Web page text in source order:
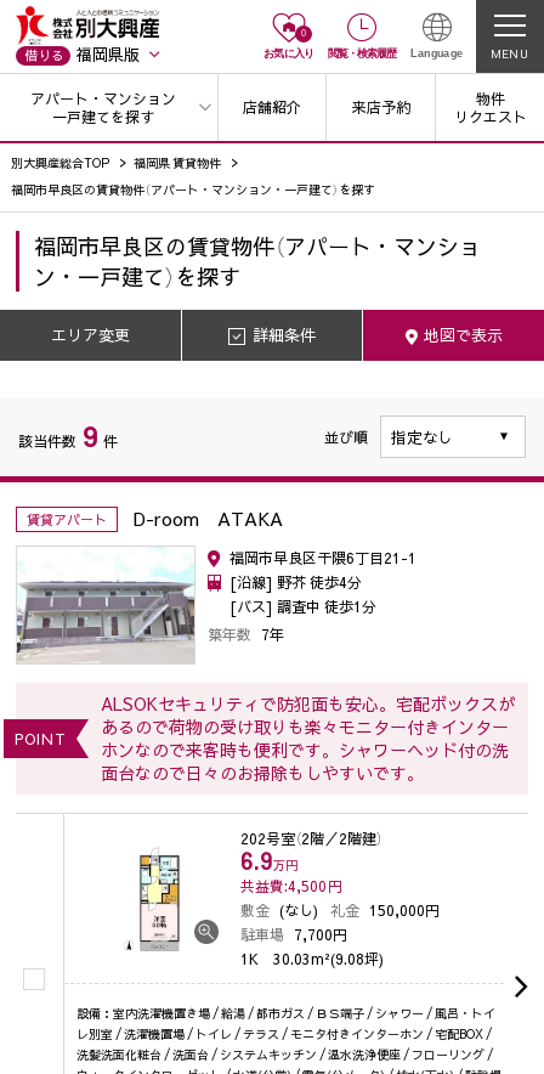
借りる 福岡県版
0
お気に入り 閲覧・ 検索履歴 Language MENU
アパート・マンション
一戸建てを探す
店舗紹介 来店予約
物件
リクエスト
別大興産総合TOP
福岡県 賃貸物件
福岡市早良区の賃貸物件（アパート・マンション・一戸建て）を探す
エリア変更 詳細条件 地図で表示
福岡市早良区の賃貸物件（アパート・マンショ
ン・一戸建て）を探す
該当件数 9 件 並び順
賃貸アパート D-room ATAKA
福岡市早良区干隈6丁目21-1
[沿線] 野芥 徒歩4分
[バス] 調査中 徒歩1分
築年数 7年
POINT
ALSOKセキュリティで防犯面も安心。宅配ボックスが
あるので荷物の受け取りも楽々モニター付きインター
ホンなので来客時も便利です。シャワーヘッド付の洗
面台なので日々のお掃除もしやすいです。
202号室（2階／2階建）
6.9万円
共益費:4,500円
敷金 (なし) 礼金 150,000円
駐車場 7,700円
1K 30.03m²(9.08坪)
設備：室内洗濯機置き場 / 給湯 / 都市ガス / ＢＳ端子 / シャワー / 風呂・トイ
レ別室 / 洗濯機置場 / トイレ / テラス / モニタ付きインターホン / 宅配BOX /
洗髪洗面化粧台 / 洗面台 / システムキッチン / 温水洗浄便座 / フローリング /